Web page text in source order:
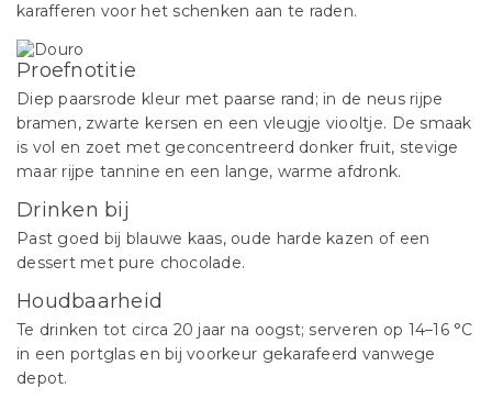
karafferen voor het schenken aan te raden.
Proefnotitie
Diep paarsrode kleur met paarse rand; in de neus rijpe
bramen, zwarte kersen en een vleugje viooltje. De smaak
is vol en zoet met geconcentreerd donker fruit, stevige
maar rijpe tannine en een lange, warme afdronk.
Drinken bij
Past goed bij blauwe kaas, oude harde kazen of een
dessert met pure chocolade.
Houdbaarheid
Te drinken tot circa 20 jaar na oogst; serveren op 14–16 °C
in een portglas en bij voorkeur gekarafeerd vanwege
depot.